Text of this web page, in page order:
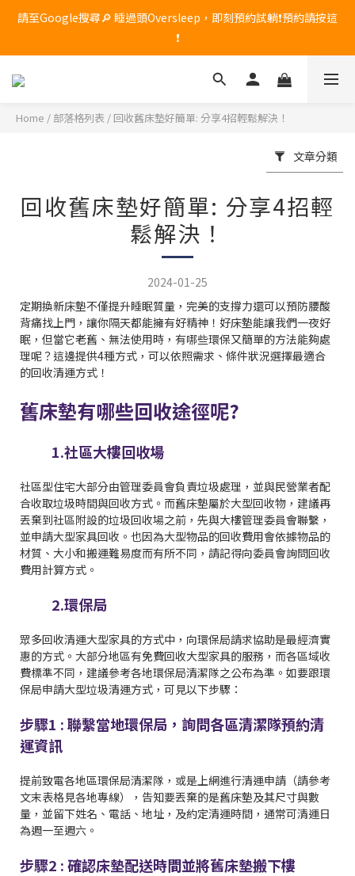
🔥 席夢思黑標頂級記憶枕限時優惠！原價 $8,800，現在享 85 折，
只到 7/31，現貨數量有限，售完為止！
請至Google搜尋🔎 睡過頭Oversleep，即刻預約試躺❗預約請按這
❗
🔥 席夢思黑標頂級記憶枕限時優惠！原價 $8,800，現在享 85 折，
Home / 部落格列表 / 回收舊床墊好簡單: 分享4招輕鬆解決！
文章分類
回收舊床墊好簡單: 分享4招輕
鬆解決！
2024-01-25
定期換新床墊不僅提升睡眠質量，完美的支撐力還可以預防腰酸
背痛找上門，讓你隔天都能擁有好精神！ 好床墊能讓我們一夜好
眠，但當它老舊、無法使用時，有哪些環保又簡單的方法能夠處
理呢？這邊提供4種方式，可以依照需求、條件狀況選擇最適合
的回收清運方式 ！
舊床墊有哪些回收途徑呢?
1.社區大樓回收場
社區型住宅大部分由管理委員會負責垃圾處理，並與民營業者配
合收取垃圾時間與回收方式。而舊床墊屬於大型回收物，建議再
丟棄到社區附設的垃圾回收場之前，先與大樓管理委員會聯繫，
並申請大型家具回收。也因為大型物品的回收費用會依據物品的
材質、大小和搬運難易度而有所不同，請記得向委員會詢問回收
費用計算方式。
2.環保局
眾多回收清運大型家具的方式中，向環保局請求協助是最經濟實
惠的方式。大部分地區有免費回收大型家具的服務，而各區域收
費標準不同，建議參考各地環保局清潔隊之公布為準。如要跟環
保局申請大型垃圾清運方式，可見以下步驟：
步驟1 : 聯繫當地環保局，詢問各區清潔隊預約清
運資訊
提前致電各地區環保局清潔隊，或是上網進行清運申請（請參考
文末表格見各地專線），告知要丟棄的是舊床墊及其尺寸與數
量，並留下姓名、電話、地址，及約定清運時間，通常可清運日
為週一至週六。
步驟2 : 確認床墊配送時間並將舊床墊搬下樓